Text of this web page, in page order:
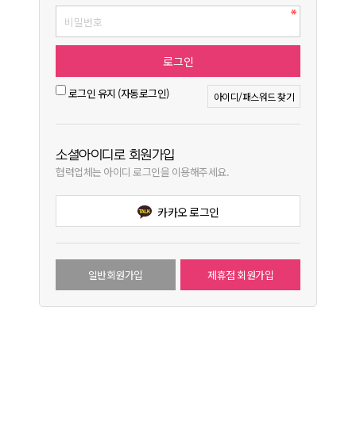
로그인 유지 (자동로그인) 아이디/패스워드 찾기
소셜아이디로 회원가입
협력업체는 아이디 로그인을 이용해주세요.
카카오 로그인
일반회원가입 제휴점 회원가입